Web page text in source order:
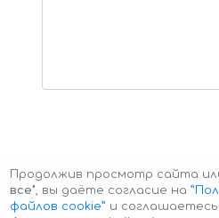
Продолжив просмотр сайта
все", вы даёте согласие на
файлов cookie” и